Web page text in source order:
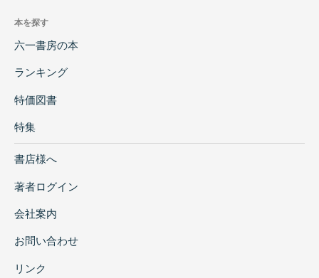
1962年 中国山西省運城市に生まれる
1984年 中国西北大学歴史系卒業
了 修士号(歴史)
2002年 日本京都大学大学院文学研究科博士
1991年 中国陝西省考古研究所 『考古与文
物』編集部 責任編集
2005年 日本学術振興会特別研究員
Research Associate
ー 特任准教授
本を探す
六一書房の本
ランキング
特価図書
特集
書店様へ
著者ログイン
会社案内
お問い合わせ
リンク